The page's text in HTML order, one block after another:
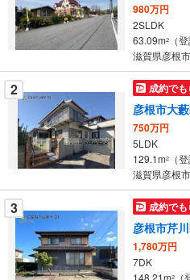
る
・
条
件
を
マ
イ
ペ
に
保
す
る
980万円
2SLDK
63.09m2
（
滋賀県彦根
2 成約でも
彦根市大
750万円
5LDK
129.1m2
（
滋賀県彦根
3 成約でも
彦根市芹
1,780万円
7DK
148.21m2
（